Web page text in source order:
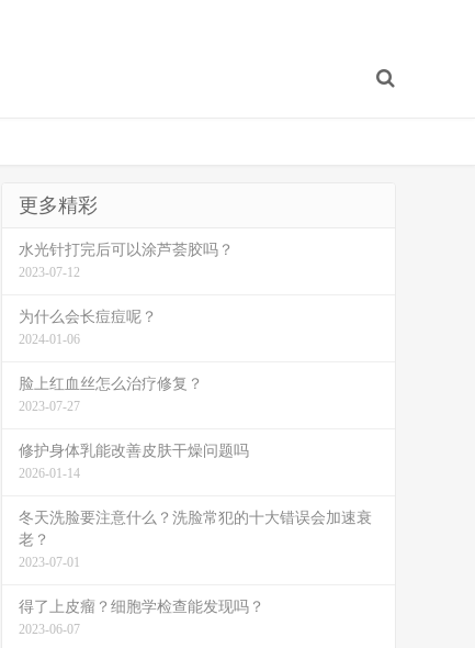
更多精彩
水光针打完后可以涂芦荟胶吗？
2023-07-12
为什么会长痘痘呢？
2024-01-06
脸上红血丝怎么治疗修复？
2023-07-27
修护身体乳能改善皮肤干燥问题吗
2026-01-14
冬天洗脸要注意什么？洗脸常犯的十大错误会加速衰
老？
2023-07-01
得了上皮瘤？细胞学检查能发现吗？
2023-06-07